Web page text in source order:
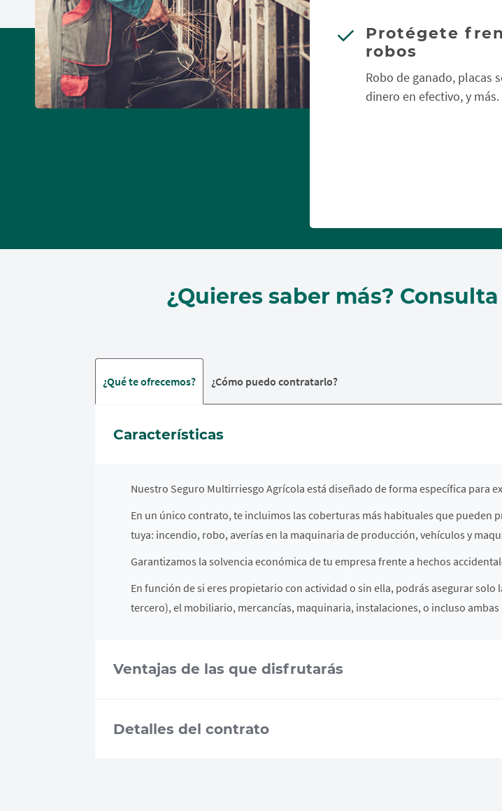
Protégete
robos
Robo de ganado, placas
dinero en efectivo, y más.
¿Quieres saber más?
¿Qué te ofrecemos? ¿Cómo puedo contratarlo?
Características
Nuestro Seguro Multirriesgo Agrícola está diseñado de forma específica para
En un único contrato, te incluimos las coberturas más habituales que
tuya: incendio, robo, averías en la maquinaria de producción, vehículos y
Garantizamos la solvencia económica de tu empresa frente a hechos
En función de si eres propietario con actividad o sin ella, podrás asegurar solo
tercero), el mobiliario, mercancías, maquinaria, instalaciones, o incluso
Ventajas de las que disfrutarás
Detalles del contrato